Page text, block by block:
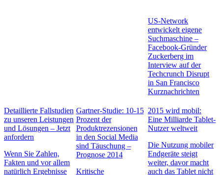
US-Network
entwickelt eigene
Suchmaschine –
Facebook-Gründer
Zuckerberg im
Interview auf der
Techcrunch Disrupt
in San Francisco
Kurznachrichten
Detaillierte Fallstudien
zu unseren Leistungen
und Lösungen – Jetzt
anfordern
Wenn Sie Zahlen,
Fakten und vor allem
natürlich Ergebnisse
Gartner-Studie: 10-15
Prozent der
Produktrezensionen
in den Social Media
sind Täuschung –
Prognose 2014
Kritische
2015 wird mobil:
Eine Milliarde Tablet-
Nutzer weltweit
Die Nutzung mobiler
Endgeräte steigt
weiter, davor macht
auch das Tablet nicht